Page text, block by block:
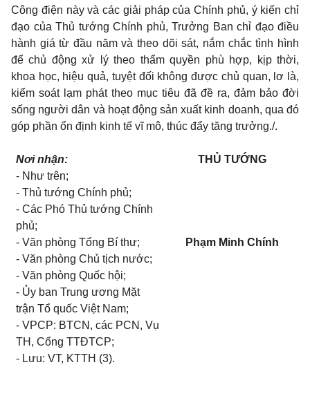
Công điện này và các giải pháp của Chính phủ, ý kiến chỉ
đạo của Thủ tướng Chính phủ, Trưởng Ban chỉ đạo điều
hành giá từ đầu năm và theo dõi sát, nắm chắc tình hình
để chủ động xử lý theo thẩm quyền phù hợp, kịp thời,
khoa học, hiệu quả, tuyệt đối không được chủ quan, lơ là,
kiểm soát lạm phát theo mục tiêu đã đề ra, đảm bảo đời
sống người dân và hoạt động sản xuất kinh doanh, qua đó
góp phần ổn định kinh tế vĩ mô, thúc đẩy tăng trưởng./.
Nơi nhận:
- Như trên;
- Thủ tướng Chính phủ;
- Các Phó Thủ tướng Chính
phủ;
- Văn phòng Tổng Bí thư;
- Văn phòng Chủ tịch nước;
- Văn phòng Quốc hội;
- Ủy ban Trung ương Mặt
trận Tổ quốc Việt Nam;
- VPCP: BTCN, các PCN, Vụ
TH, Cổng TTĐTCP;
- Lưu: VT, KTTH (3).
THỦ TƯỚNG
Phạm Minh Chính